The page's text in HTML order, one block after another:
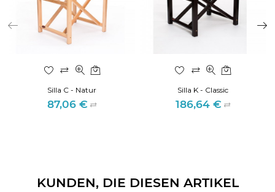
Silla C - Natur
Preis
87,06 €
Silla K - Classic
Preis
186,64 €
KUNDEN, DIE DIESEN ARTIKEL